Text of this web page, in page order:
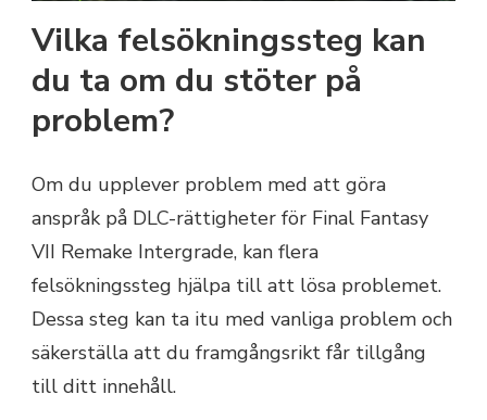
Vilka felsökningssteg kan
du ta om du stöter på
problem?
Om du upplever problem med att göra
anspråk på DLC-rättigheter för Final Fantasy
VII Remake Intergrade, kan flera
felsökningssteg hjälpa till att lösa problemet.
Dessa steg kan ta itu med vanliga problem och
säkerställa att du framgångsrikt får tillgång
till ditt innehåll.